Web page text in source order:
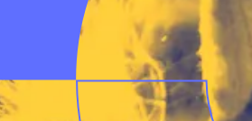
Monteurs Technische
Installatietechniek
Monteurs Technische
Dienst